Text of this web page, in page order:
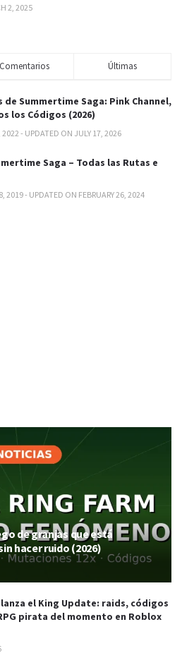
2, 2025
Comentarios Últimas
de Summertime Saga: Pink Channel,
los Códigos (2026)
2022 - UPDATED ON JULY 17, 2026
Saga – Todas las Rutas e
2019 - UPDATED ON FEBRUARY 26, 2024
de granjas que está
hacer ruido (2026)
el King Update: raids, códigos
pirata del momento en Roblox